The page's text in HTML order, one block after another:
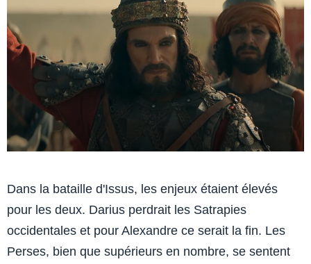
Dans la bataille d'Issus, les enjeux étaient élevés
pour les deux. Darius perdrait les Satrapies
occidentales et pour Alexandre ce serait la fin. Les
Perses, bien que supérieurs en nombre, se sentent